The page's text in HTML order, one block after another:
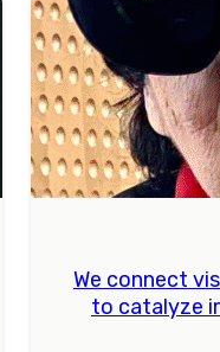
We connect
to catalyze